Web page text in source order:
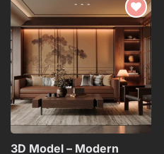
40.000 ₫.
Add to
wishlist
3D Model – Modern